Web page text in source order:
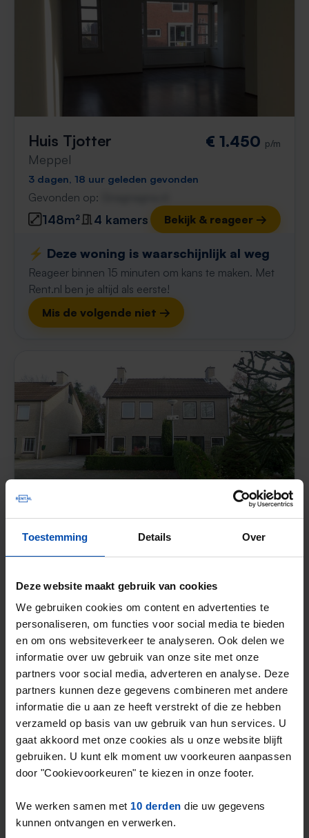
Toestemming Details Over
Deze website maakt gebruik van cookies
We gebruiken cookies om content en advertenties te
personaliseren, om functies voor social media te bieden
en om ons websiteverkeer te analyseren. Ook delen we
informatie over uw gebruik van onze site met onze
partners voor social media, adverteren en analyse. Deze
partners kunnen deze gegevens combineren met andere
informatie die u aan ze heeft verstrekt of die ze hebben
verzameld op basis van uw gebruik van hun services. U
gaat akkoord met onze cookies als u onze website blijft
gebruiken. U kunt elk moment uw voorkeuren aanpassen
door "Cookievoorkeuren" te kiezen in onze footer.
We werken samen met 10 derden die uw gegevens
kunnen ontvangen en verwerken.
Huis Tjotter
Meppel
€ 1.450 p/m
3 dagen, 18 uur geleden gevonden
Gevonden op:
148m² 4 kamers Bekijk & reageer →
⚡️ Deze woning is waarschijnlijk al weg
Reageer binnen 15 minuten om kans te maken. Met
Rent.nl ben je altijd als eerste!
Mis de volgende niet →
Huis Buidelmees
Emmen
€ 1.300p/m
4 dagen, 1 uur geleden gevonden
4 kamers
⚡️ Deze woning is waarschijnlijk al weg
Reageer binnen 15 minuten om kans te maken. Met
Rent.nl ben je altijd als eerste!
Mis de volgende niet →
Tip!
Klaar om je nieuwe plek te
vinden?
Vind jouw ideale woonruimte in Drenthe met
Rent.nl. Vul je voorkeuren in en ontvang